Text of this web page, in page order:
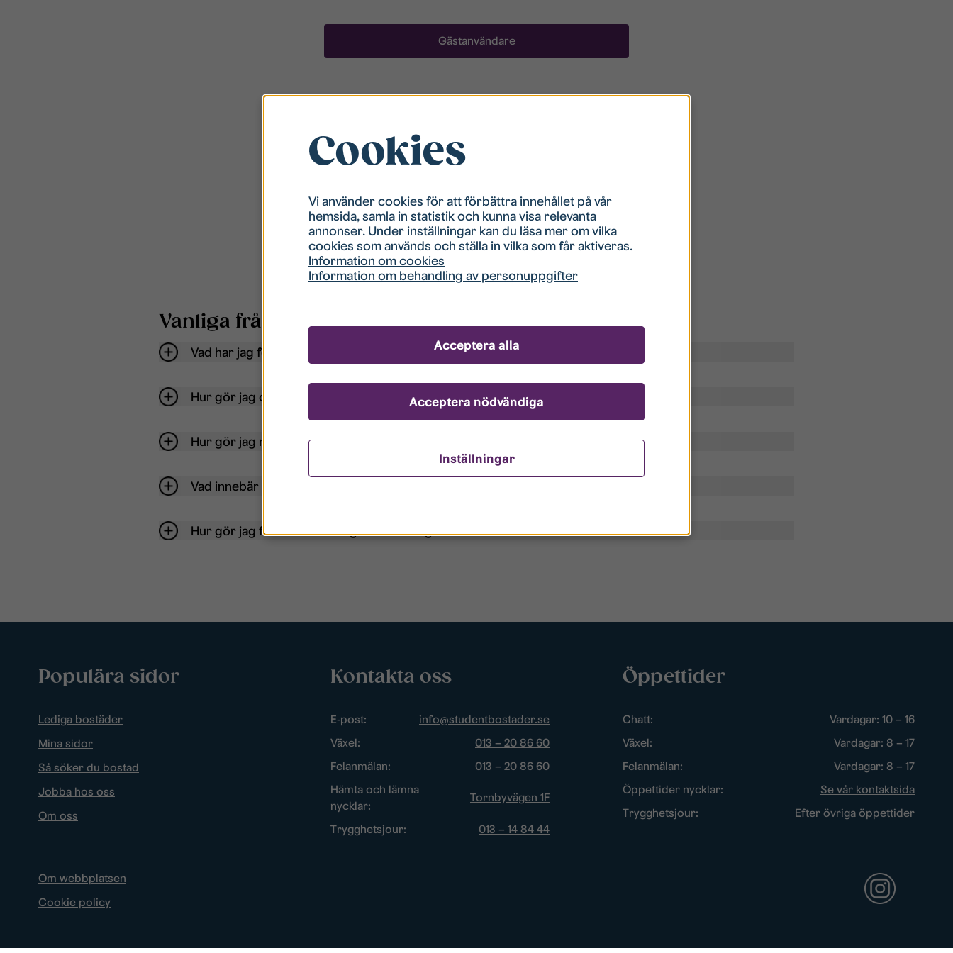
Gästanvändare
För att ha möjlighet att söka boende måste du vara
snabbt!
Registrera ett konto
Vanliga frågor och svar
Vad har jag för användarnamn?
Hur gör jag om mitt konto är låst?
Hur gör jag när jag glömt mitt lösenord?
Vad innebär Gästkonto/Gästanvändare?
Hur gör jag för att bli borttagen ur era register?
Populära sidor
Lediga bostäder
Mina sidor
Så söker du bostad
Jobba hos oss
Om oss
Kontakta oss
E-post:
info@studentbostader.se
Växel:
013 – 20 86 60
Felanmälan:
013 – 20 86 60
Hämta och lämna
nycklar:
Tornbyvägen 1F
Trygghetsjour: 013 – 14 84 44
Öppettider
Chatt:
Vardagar: 10 – 16
Växel:
Vardagar: 8 – 17
Felanmälan:
Vardagar: 8 – 17
Öppettider nycklar:
Se vår kontaktsida
Trygghetsjour:
Efter övriga öppettider
Om webbplatsen
Cookie policy
Cookies
Vi använder cookies för att förbättra innehållet på vår
hemsida, samla in statistik och kunna visa relevanta
annonser. Under inställningar kan du läsa mer om vilka
cookies som används och ställa in vilka som får aktiveras.
Information om cookies
Information om behandling av personuppgifter
Inställningar
Acceptera nödvändiga
Acceptera alla